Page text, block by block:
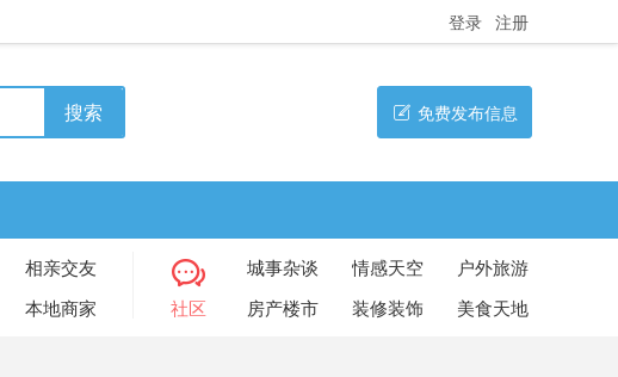
登录 注册
搜索 免费发布信息
相亲交友
本地商家 社区
城事杂谈 情感天空
户外旅游
房产楼市
装修装饰 美食天地